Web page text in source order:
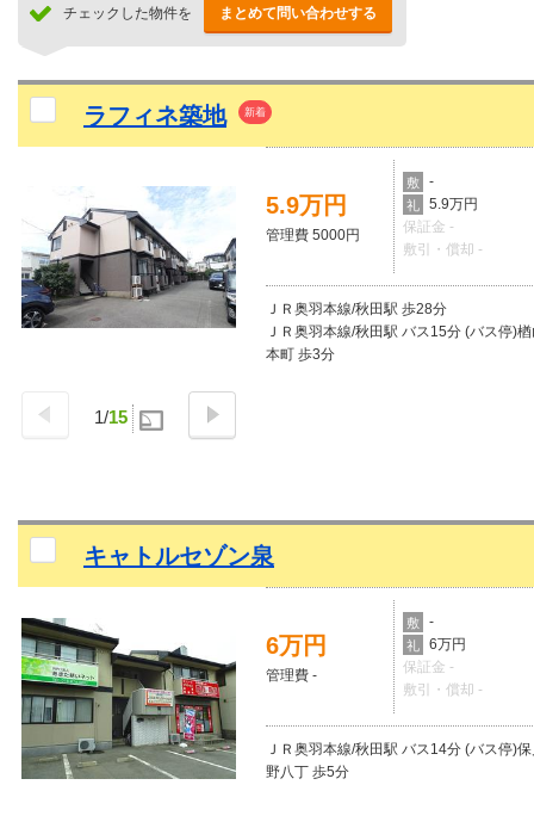
チェックした物件を まとめて問い合わせする
ラフィネ築地 新着
1/15
5.9万円
管理費 5000円
敷 -
礼
5.9万円
保証金 -
敷引・償却 -
ＪＲ奥羽本線/秋田駅 歩28分
ＪＲ奥羽本線/秋田駅 バス15分 (バス停)
本町 歩3分
キャトルセゾン泉
6万円
管理費 -
敷 -
礼
6万円
保証金 -
敷引・償却 -
ＪＲ奥羽本線/秋田駅 バス14分 (バス停)
野八丁 歩5分